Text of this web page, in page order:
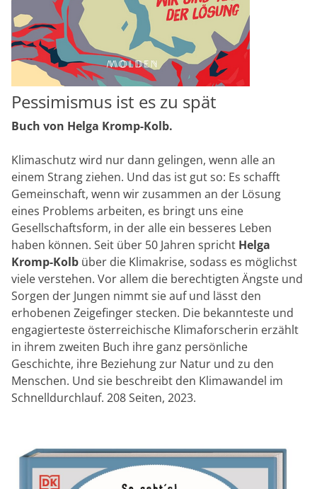
Pessimismus ist es zu spät
Buch von Helga Kromp-Kolb.
Klimaschutz wird nur dann gelingen, wenn alle an
einem Strang ziehen. Und das ist gut so: Es schafft
Gemeinschaft, wenn wir zusammen an der Lösung
eines Problems arbeiten, es bringt uns eine
Gesellschaftsform, in der alle ein besseres Leben
haben können. Seit über 50 Jahren spricht Helga
Kromp-Kolb über die Klimakrise, sodass es möglichst
viele verstehen. Vor allem die berechtigten Ängste und
Sorgen der Jungen nimmt sie auf und lässt den
erhobenen Zeigefinger stecken. Die bekannteste und
engagierteste österreichische Klimaforscherin erzählt
in ihrem zweiten Buch ihre ganz persönliche
Geschichte, ihre Beziehung zur Natur und zu den
Menschen. Und sie beschreibt den Klimawandel im
Schnelldurchlauf. 208 Seiten, 2023.